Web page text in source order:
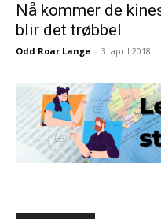
Nå kommer de
blir det trøbbel
Odd Roar Lange - 3. april 2018